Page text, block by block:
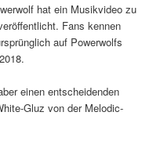
hat ein Musikvideo zu
Fans kennen
auf Powerwolfs
einen entscheidenden
Gluz von der Melodic-